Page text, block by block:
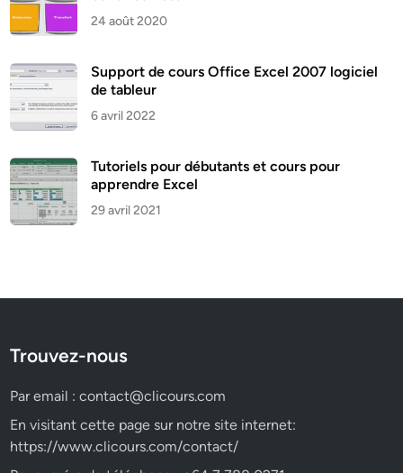
24 août 2020
Support de cours Office Excel 2007 logiciel
de tableur
6 avril 2022
Tutoriels pour débutants et cours pour
apprendre Excel
29 avril 2021
Trouvez-nous
Par email :contact@clicours.com
En visitant cette page sur notre site internet:
https://www.clicours.com/contact/